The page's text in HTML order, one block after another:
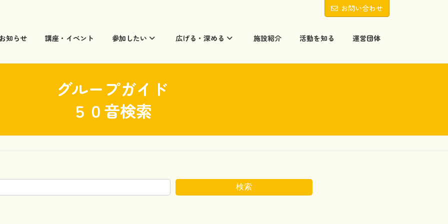
お問い合わせ
知らせ 講座・イベント 参加したい 広げる・深める 施設紹介 活動を知る 運営団体
グループガイド
５０音検索
検索